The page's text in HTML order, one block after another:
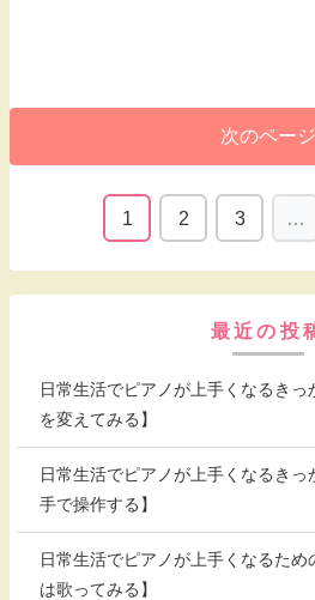
次のページ
1 2 3 …
最近の投
日常生活でピアノが上手くなるき
を変えてみる】
日常生活でピアノが上手くなるき
手で操作する】
日常生活でピアノが上手くなるた
は歌ってみる】